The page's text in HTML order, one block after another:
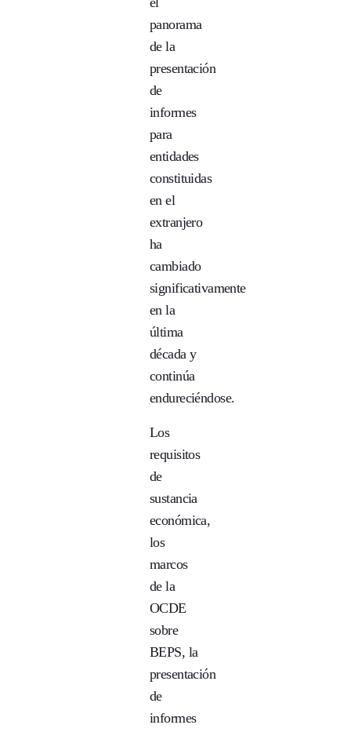
panorama
de la
presentación
de
informes
para
entidades
constituidas
en el
extranjero
ha
cambiado
significativamente
en la
última
década y
continúa
endureciéndose.
Los
requisitos
de
sustancia
económica,
los
marcos
de la
OCDE
sobre
BEPS, la
presentación
de
informes